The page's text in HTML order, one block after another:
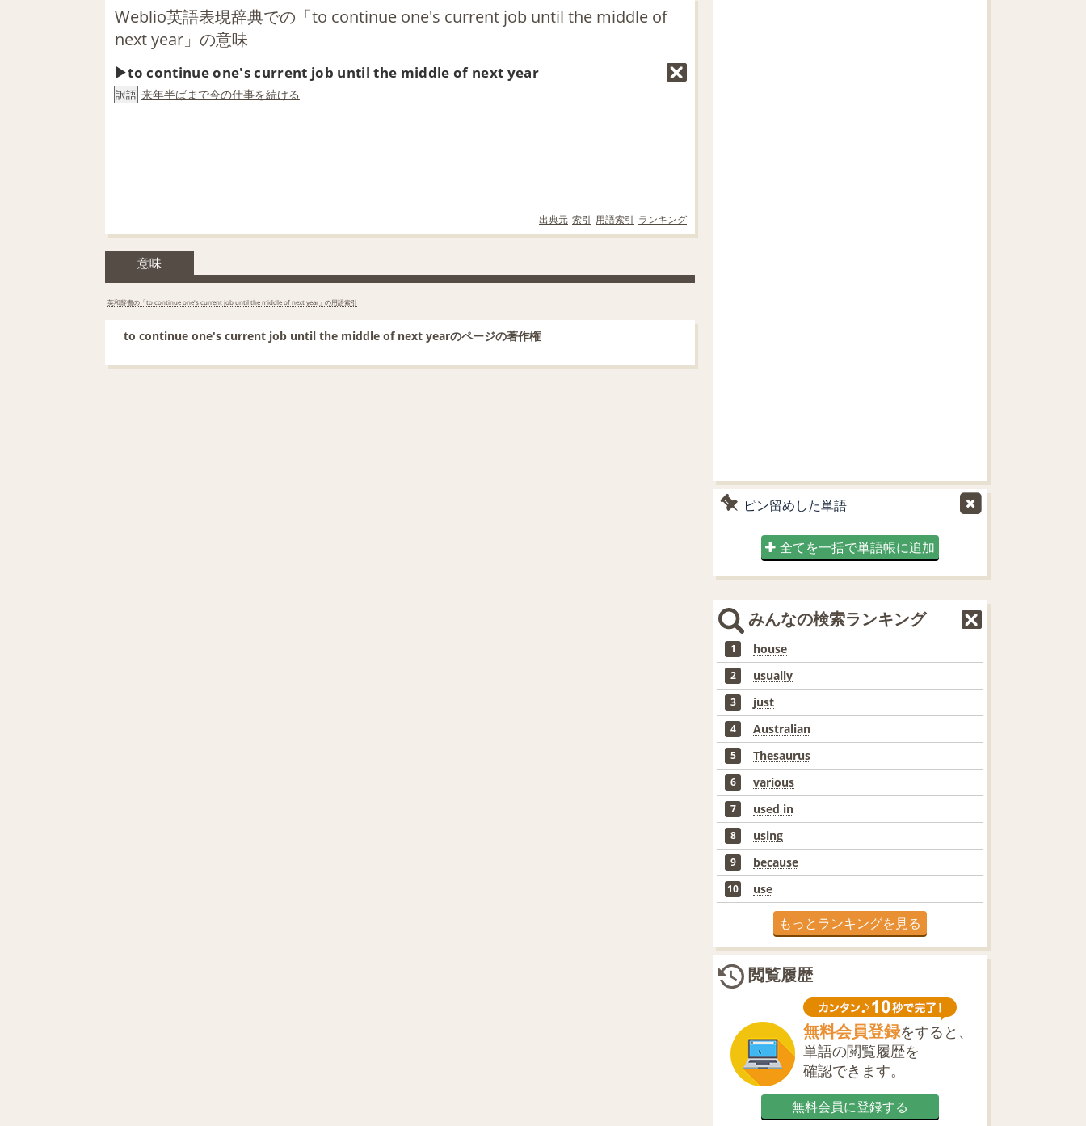
t
Weblio英語表現辞典での「to continue one's current job until the middle of
next year」の意味
to continue one's current job until the middle of next year
訳語 来年半ばまで今の仕事を続ける
出典元 索引 用語索引 ランキング
意味
英和辞書の「to continue one's current job until the middle of next year」の用語索引
to continue one's current job until the middle of next yearのページの著作権
ピン留めした単語
全てを一括で単語帳に追加
みんなの検索ランキング
1 house
2 usually
3 just
4 Australian
5 Thesaurus
6 various
7 used in
8 using
9 because
10 use
もっとランキングを見る
閲覧履歴
無料会員登録をすると、
単語の閲覧履歴を
確認できます。
無料会員に登録する